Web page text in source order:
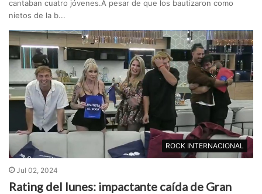
cantaban cuatro jóvenes.A pesar de que los bautizaron como
nietos de la b...
ROCK INTERNACIONAL
Jul 02, 2024
Rating del lunes: impactante caída de Gran